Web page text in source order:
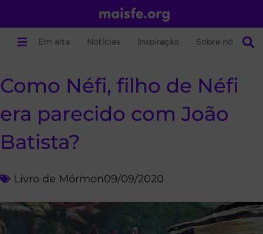
Em alta Notícias Inspiração Sobre nós
Como Néfi, filho de Néfi
era parecido com João
Batista?
Livro de Mórmon09/09/2020